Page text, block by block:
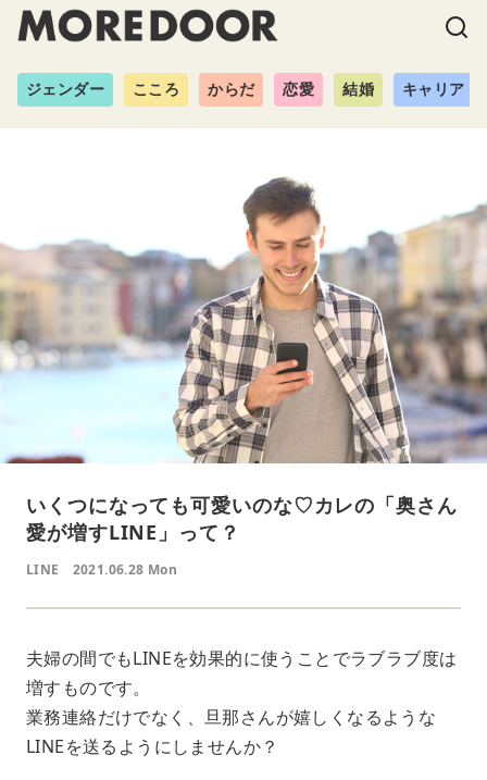
ジェンダー こころ からだ 恋愛 結婚 キャリア
いくつになっても可愛いのな♡カレの「奥さん
愛が増すLINE」って？
LINE 2021.06.28 Mon
夫婦の間でもLINEを効果的に使うことでラブラブ度は
増すものです。
業務連絡だけでなく、旦那さんが嬉しくなるような
LINEを送るようにしませんか？